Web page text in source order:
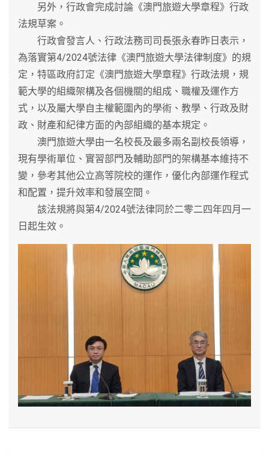
另外，行政會完成討論《澳門旅遊大學章程》行政
法規草案。
行政會發言人、行政法務司司長張永春昨日表示，
為落實第4/2024號法律《澳門旅遊大學法律制度》的規
定，特區政府訂定《澳門旅遊大學章程》行政法規，規
範大學的組織架構及各個機關的組成、職權及運作方
式，以及屬大學自主權範圍內的學術、教學、行政及財
政、財產和紀律方面的內部組織的基本規定。
澳門旅遊大學由一名校長及最多兩名副校長領導，
現有學術單位、實習部門及輔助部門的架構基本維持不
變，參考其他公立高等院校的運作，優化內部運作程式
和配置，提升效率和發展空間。
該法規將與第4/2024號法律同於二零二四年四月一
日起生效。